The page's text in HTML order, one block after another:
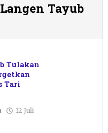
Tayub
Tulakan
Tari
12 Juli